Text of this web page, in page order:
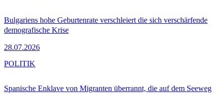
Bulgariens hohe Geburtenrate verschleiert die sich verschärfende
demografische Krise
28.07.2026
Spanische Enklave von Migranten überrannt, die auf dem Seeweg
POLITIK